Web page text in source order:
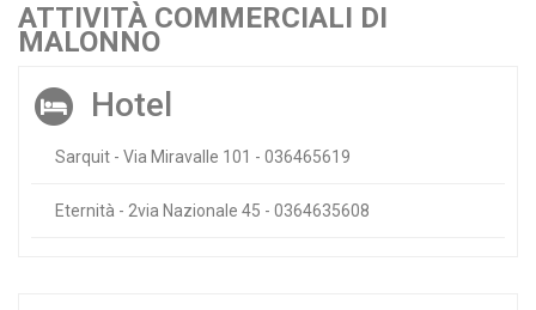
ATTIVITÀ COMMERCIALI DI
MALONNO
Hotel
Sarquit - Via Miravalle 101 - 036465619
Eternità - 2via Nazionale 45 - 0364635608